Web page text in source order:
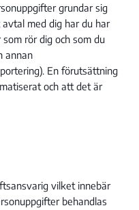
grundar sig
med dig har du har
rör dig och som du
annan
En förutsättning
och att det är
vilket innebär
behandlas